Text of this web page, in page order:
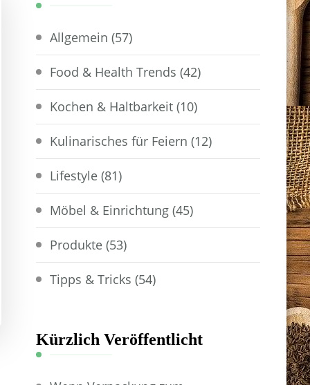
Allgemein (57)
Food & Health Trends (42)
Kochen & Haltbarkeit (10)
Kulinarisches für Feiern (12)
Lifestyle (81)
Möbel & Einrichtung (45)
Produkte (53)
Tipps & Tricks (54)
Kürzlich Veröffentlicht